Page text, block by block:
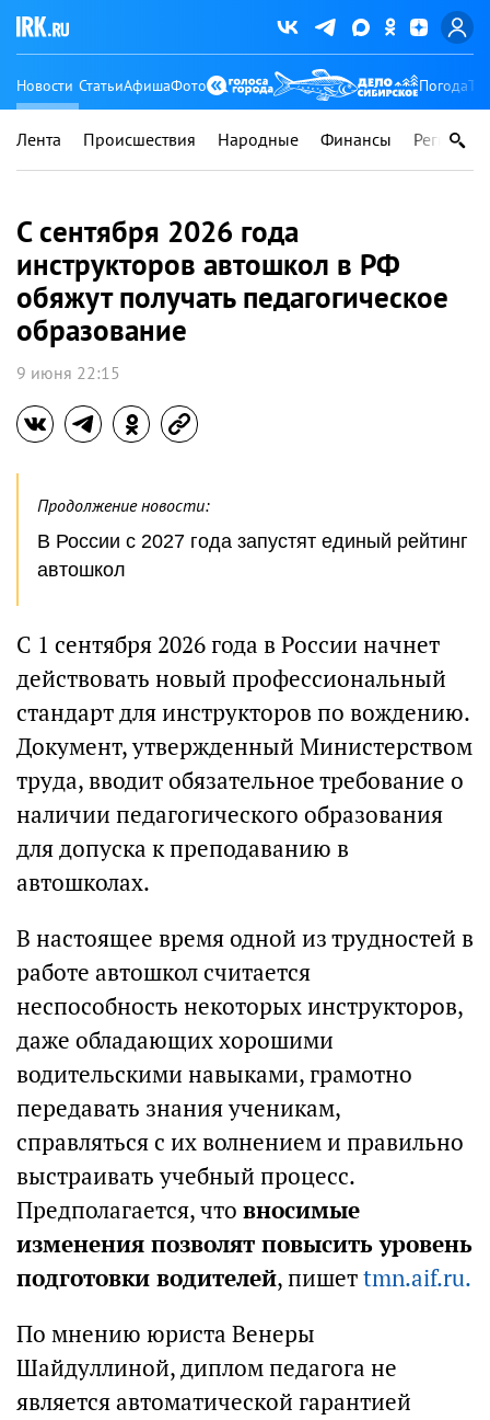
Новости СтатьиАфишаФото Погода
Лента Происшествия Народные Финансы Регионы
С сентября 2026 года
инструкторов автошкол в РФ
обяжут получать педагогическое
образование
9 июня 22:15
Продолжение новости:
В России с 2027 года запустят единый рейтинг
автошкол
С 1 сентября 2026 года в России начнет
действовать новый профессиональный
стандарт для инструкторов по вождению.
Документ, утвержденный Министерством
труда, вводит обязательное требование о
наличии педагогического образования
для допуска к преподаванию в
автошколах.
В настоящее время одной из трудностей в
работе автошкол считается
неспособность некоторых инструкторов,
даже обладающих хорошими
водительскими навыками, грамотно
передавать знания ученикам,
справляться с их волнением и правильно
выстраивать учебный процесс.
Предполагается, что вносимые
изменения позволят повысить уровень
подготовки водителей, пишетtmn.aif.ru.
По мнению юриста Венеры
Шайдуллиной, диплом педагога не
является автоматической гарантией